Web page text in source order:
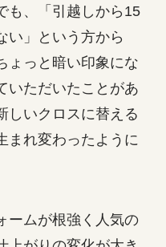
も、「引越しから15
い」という方から
ょっと暗い印象にな
いただいたことがあ
しいクロスに替える
まれ変わったように
ームが根強く人気の